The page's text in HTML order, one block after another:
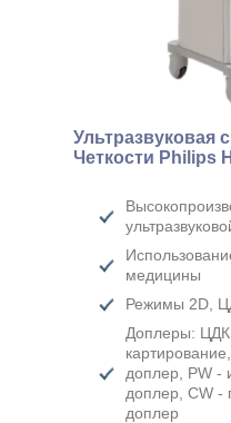
Ультразвуковая
Четкости Philips
медицины
Режимы 2D,
Доплеры: ЦДК
доплер, PW -
доплер, CW -
доплер